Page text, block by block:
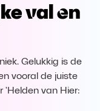
Download
val en
Gelukkig is de
vooral de juiste
'Helden van Hier: